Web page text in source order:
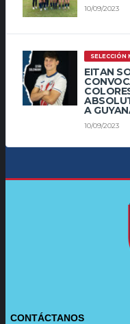
10/09/2023
SELECCIÓN
EITAN
A
10/09/2023
CONTÁCTANOS